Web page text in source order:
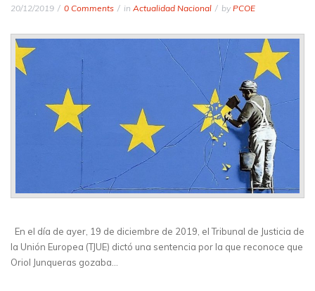
20/12/2019 0 Comments in Actualidad Nacional by PCOE
En el día de ayer, 19 de diciembre de 2019, el Tribunal de Justicia de
la Unión Europea (TJUE) dictó una sentencia por la que reconoce que
Oriol Junqueras gozaba…